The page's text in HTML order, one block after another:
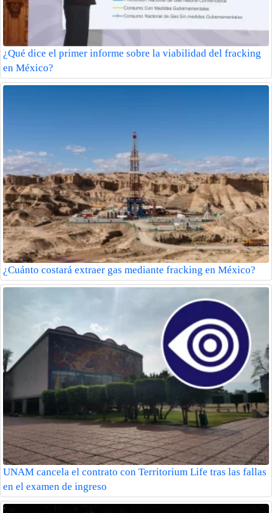
¿Qué dice el primer informe sobre la viabilidad del fracking
en México?
¿Cuánto costará extraer gas mediante fracking en México?
UNAM cancela el contrato con Territorium Life tras las fallas
en el examen de ingreso